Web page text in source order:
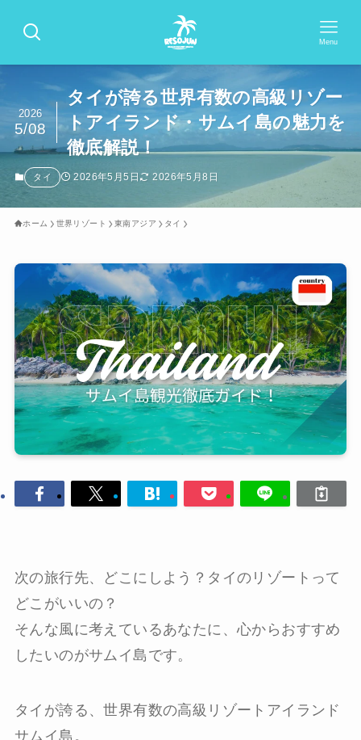
Menu
タイが誇る世界有数の高級リゾー
トアイランド・サムイ島の魅力を
徹底解説！
2026
5/08
タイ 2026年5月5日 2026年5月8日
ホーム 世界リゾート 東南アジア タイ
次の旅行先、どこにしよう？タイのリゾートって
どこがいいの？
そんな風に考えているあなたに、心からおすすめ
したいのがサムイ島です。
タイが誇る、世界有数の高級リゾートアイランド
サムイ島。